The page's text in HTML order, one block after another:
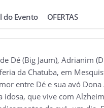
do Evento OFERTAS
Dé (Big Jaum), Adrianim
da Chatuba, em
entre Dé e sua avó
que vive com